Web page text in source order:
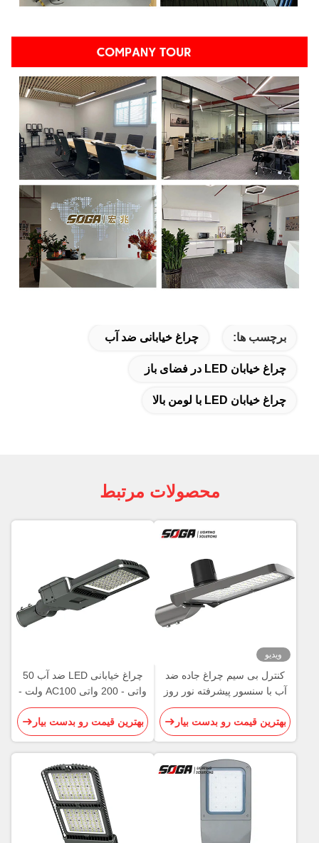
برچسب ها: چراغ خیابانی ضد آب
چراغ خیابان LED در فضای باز
چراغ خیابان LED با لومن بالا
محصولات مرتبط
ویدیو
کنترل بی سیم چراغ جاده ضد
آب با سنسور پیشرفته نور روز
نور طولانی مدت
بهترین قیمت رو بدست بیار
چراغ خیابانی LED ضد آب 50
واتی - 200 واتی AC100 ولت -
سبک اروپایی 240 ولت
بهترین قیمت رو بدست بیار